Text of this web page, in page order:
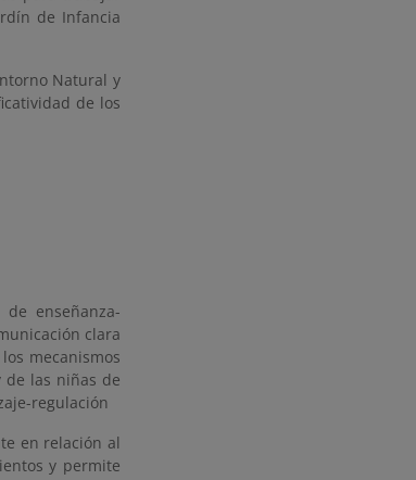
de Infancia
Natural y
de los
enseñanza-
clara
mecanismos
las niñas de
regulación
en relación al
y permite